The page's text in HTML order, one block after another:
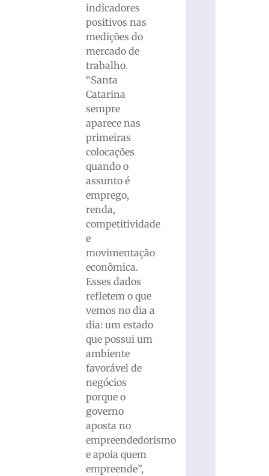
indicadores
positivos nas
medições do
mercado de
trabalho.
“Santa
Catarina
sempre
aparece nas
primeiras
colocações
quando o
assunto é
emprego,
renda,
competitividade
e
movimentação
econômica.
Esses dados
refletem o que
vemos no dia a
dia: um estado
que possui um
ambiente
favorável de
negócios
porque o
governo
aposta no
empreendedorismo
e apoia quem
empreende”,